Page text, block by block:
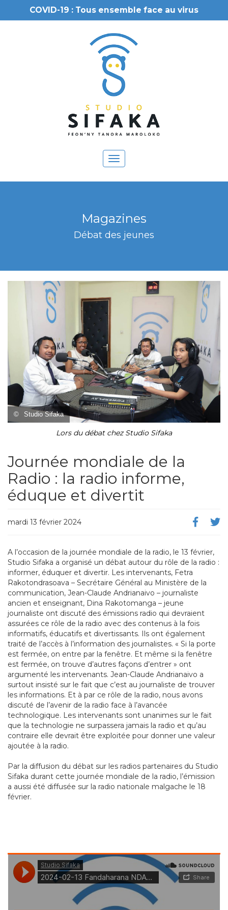
COVID-19 : Tous ensemble face au virus
Toggle
navigation
Magazines
Débat des jeunes
© Studio Sifaka
Lors du débat chez Studio Sifaka
Journée mondiale de la
Radio : la radio informe,
éduque et divertit
mardi 13 février 2024
A l’occasion de la journée mondiale de la radio, le 13 février,
Studio Sifaka a organisé un débat autour du rôle de la radio :
informer, éduquer et divertir. Les intervenants, Fetra
Rakotondrasoava – Secrétaire Général au Ministère de la
communication, Jean-Claude Andrianaivo – journaliste
ancien et enseignant, Dina Rakotomanga – jeune
journaliste ont discuté des émissions radio qui devraient
assurées ce rôle de la radio avec des contenus à la fois
informatifs, éducatifs et divertissants. Ils ont également
traité de l’accès à l’information des journalistes. « Si la porte
est fermée, on entre par la fenêtre. Et même si la fenêtre
est fermée, on trouve d’autres façons d’entrer » ont
argumenté les intervenants. Jean-Claude Andrianaivo a
surtout insisté sur le fait que c’est au journaliste de trouver
les informations. Et à par ce rôle de la radio, nous avons
discuté de l’avenir de la radio face à l’avancée
technologique. Les intervenants sont unanimes sur le fait
que la technologie ne surpassera jamais la radio et qu’au
contraire elle devrait être exploitée pour donner une valeur
ajoutée à la radio.
Par la diffusion du débat sur les radios partenaires du Studio
Sifaka durant cette journée mondiale de la radio, l’émission
a aussi été diffusée sur la radio nationale malgache le 18
février.